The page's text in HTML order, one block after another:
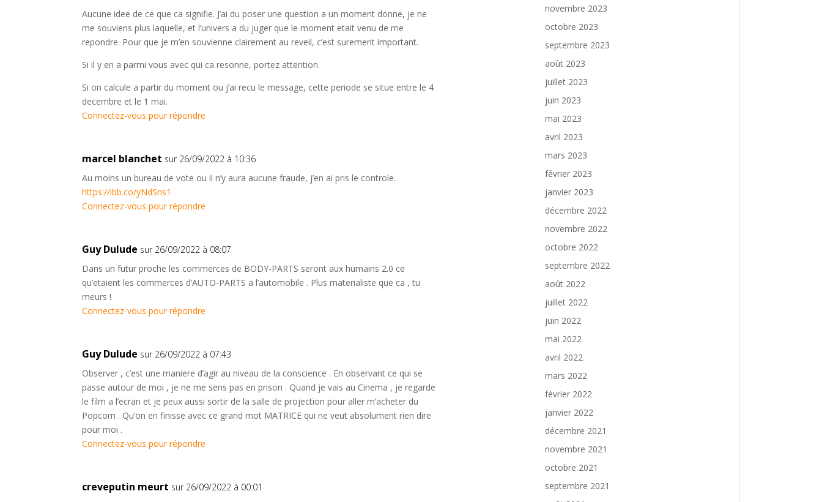
Aucune idee de ce que ca signifie. J’ai du poser une question a un moment donne, je ne
me souviens plus laquelle, et l’univers a du juger que le moment etait venu de me
repondre. Pour que je m’en souvienne clairement au reveil, c’est surement important.
Si il y en a parmi vous avec qui ca resonne, portez attention.
Si on calcule a partir du moment ou j’ai recu le message, cette periode se situe entre le 4
decembre et le 1 mai.
Connectez-vous pour répondre
marcel blanchet sur 26/09/2022 à 10:36
Au moins un bureau de vote ou il n’y aura aucune fraude, j’en ai pris le controle.
https://ibb.co/yNdSns1
Connectez-vous pour répondre
Guy Dulude sur 26/09/2022 à 08:07
Dans un futur proche les commerces de BODY-PARTS seront aux humains 2.0 ce
qu’etaient les commerces d’AUTO-PARTS a l’automobile . Plus materialiste que ca , tu
meurs !
Connectez-vous pour répondre
Guy Dulude sur 26/09/2022 à 07:43
Observer , c’est une maniere d’agir au niveau de la conscience . En observant ce qui se
passe autour de moi , je ne me sens pas en prison . Quand je vais au Cinema , je regarde
le film a l’ecran et je peux aussi sortir de la salle de projection pour aller m’acheter du
Popcorn . Qu’on en finisse avec ce grand mot MATRICE qui ne veut absolument rien dire
pour moi .
Connectez-vous pour répondre
creveputin meurt sur 26/09/2022 à 00:01
novembre 2023
octobre 2023
septembre 2023
août 2023
juillet 2023
juin 2023
mai 2023
avril 2023
mars 2023
février 2023
janvier 2023
décembre 2022
novembre 2022
octobre 2022
septembre 2022
août 2022
juillet 2022
juin 2022
mai 2022
avril 2022
mars 2022
février 2022
janvier 2022
décembre 2021
novembre 2021
octobre 2021
septembre 2021